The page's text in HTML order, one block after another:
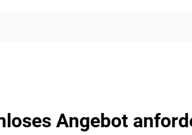
Angebot